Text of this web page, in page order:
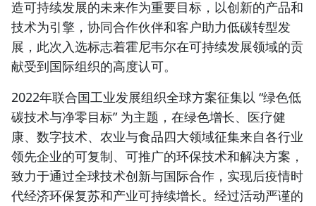
造可持续发展的未来作为重要目标，以创新的产品和
技术为引擎，协同合作伙伴和客户助力低碳转型发
展，此次入选标志着霍尼韦尔在可持续发展领域的贡
献受到国际组织的高度认可。
2022年联合国工业发展组织全球方案征集以 “绿色低
碳技术与净零目标” 为主题，在绿色增长、医疗健
康、数字技术、农业与食品四大领域征集来自各行业
领先企业的可复制、可推广的环保技术和解决方案，
致力于通过全球技术创新与国际合作，实现后疫情时
代经济环保复苏和产业可持续增长。经过活动严谨的